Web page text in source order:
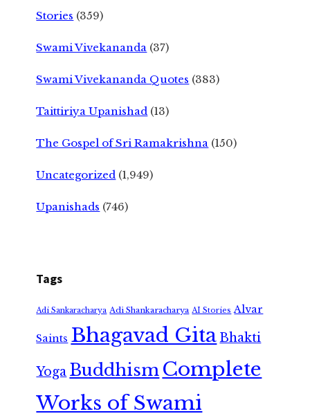
Stories (359)
Swami Vivekananda (37)
Swami Vivekananda Quotes (383)
Taittiriya Upanishad (13)
The Gospel of Sri Ramakrishna (150)
Uncategorized (1,949)
Upanishads (746)
Tags
Adi Sankaracharya Adi Shankaracharya AI Stories Alvar
Saints Bhagavad GitaBhakti
Yoga Buddhism Complete
Works of Swami